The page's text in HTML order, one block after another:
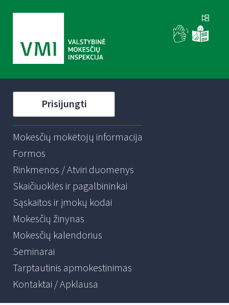
Prisijungti
Mokesčių mokėtojų informacija
Formos
Rinkmenos / Atviri duomenys
Skaičiuoklės ir pagalbininkai
Sąskaitos ir įmokų kodai
Mokesčių žinynas
Mokesčių kalendorius
Seminarai
Tarptautinis apmokestinimas
Kontaktai / Apklausa